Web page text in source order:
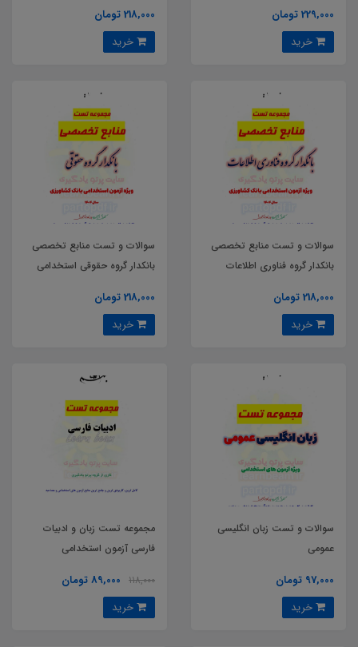
229,000 تومان
218,000 تومان
سوالات و تست منابع تخصصی
بانکدار گروه فناوری اطلاعات
218,000 تومان
سوالات و تست منابع تخصصی
بانکدار گروه حقوقی استخدامی
218,000 تومان
سوالات و تست زبان انگلیسی
عمومی
97,000 تومان
مجموعه تست زبان و ادبیات
فارسی آزمون استخدامی
118,000 89,000 تومان